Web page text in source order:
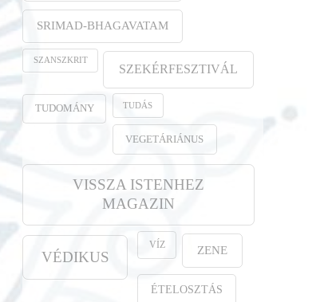
SRIMAD-BHAGAVATAM
SZANSZKRIT
SZEKÉRFESZTIVÁL
TUDOMÁNY TUDÁS
VEGETÁRIÁNUS
VISSZA ISTENHEZ
MAGAZIN
VÉDIKUS
VÍZ ZENE
ÉTELOSZTÁS